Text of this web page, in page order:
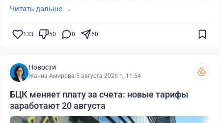
Читать дальше →
133 50 0 50
Новости
Жанна Амирова·5 августа 2026 г., 11:54
БЦК меняет плату за счета: новые тарифы
заработают 20 августа